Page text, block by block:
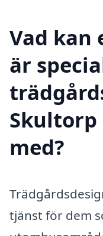
Vad kan
är
med?
tjänst för dem